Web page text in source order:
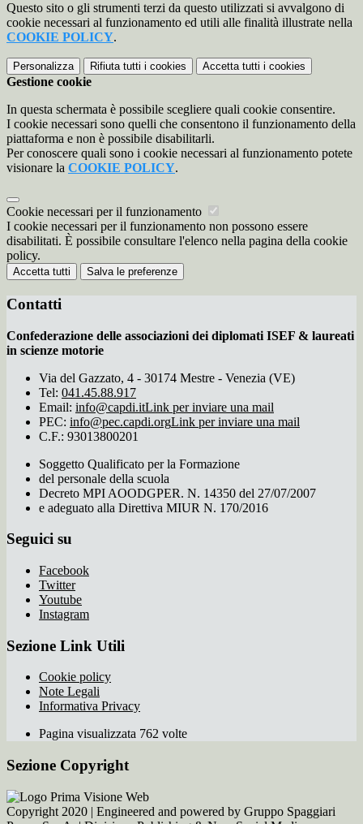
Questo sito o gli strumenti terzi da questo utilizzati si avvalgono di
cookie necessari al funzionamento ed utili alle finalità illustrate nella
COOKIE POLICY.
Personalizza Rifiuta tutti i cookies Accetta tutti i cookies
Gestione cookie
In questa schermata è possibile scegliere quali cookie consentire.
I cookie necessari sono quelli che consentono il funzionamento della
piattaforma e non è possibile disabilitarli.
Per conoscere quali sono i cookie necessari al funzionamento potete
visionare la COOKIE POLICY.
Cookie necessari per il funzionamento
I cookie necessari per il funzionamento non possono essere
disabilitati. È possibile consultare l'elenco nella pagina della cookie
policy.
Accetta tutti Salva le preferenze
Contatti
Confederazione delle associazioni dei diplomati ISEF & laureati
in scienze motorie
Via del Gazzato, 4 - 30174 Mestre - Venezia (VE)
Tel: 041.45.88.917
Email: info@capdi.itLink per inviare una mail
PEC: info@pec.capdi.orgLink per inviare una mail
C.F.: 93013800201
Soggetto Qualificato per la Formazione
del personale della scuola
Decreto MPI AOODGPER. N. 14350 del 27/07/2007
e adeguato alla Direttiva MIUR N. 170/2016
Seguici su
Facebook
Twitter
Youtube
Instagram
Sezione Link Utili
Cookie policy
Note Legali
Informativa Privacy
Pagina visualizzata 762 volte
Sezione Copyright
Copyright 2020 | Engineered and powered by Gruppo Spaggiari